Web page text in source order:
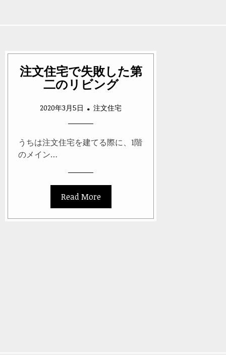
注文住宅で失敗した第
二のリビング
2020年3月5日 注文住宅
うちは注文住宅を建てる際に、1階
のメイン…
Read More